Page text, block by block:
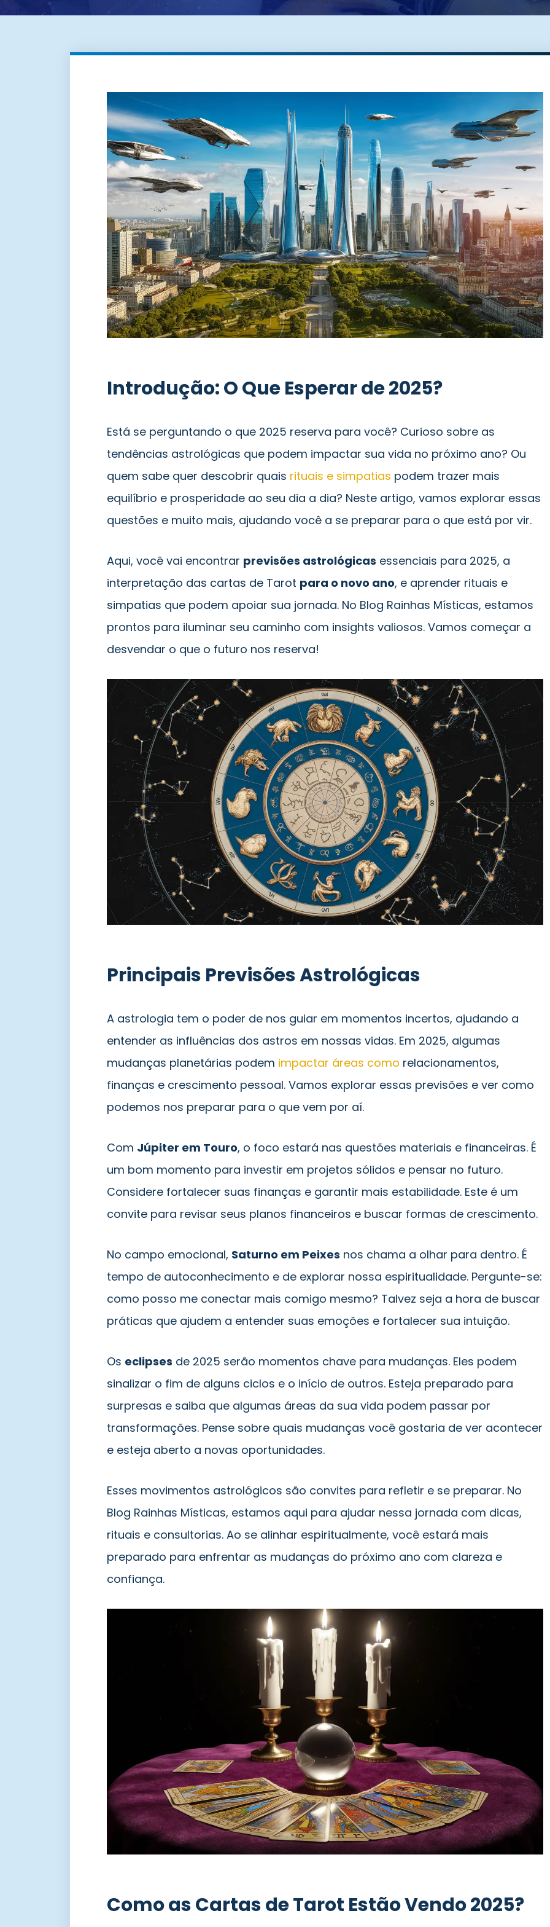
Introdução: O Que Esperar de 2025?
Está se perguntando o que 2025 reserva para você? Curioso sobre as
tendências astrológicas que podem impactar sua vida no próximo ano? Ou
quem sabe quer descobrir quais rituais e simpatias podem trazer mais
equilíbrio e prosperidade ao seu dia a dia? Neste artigo, vamos explorar essas
questões e muito mais, ajudando você a se preparar para o que está por vir.
Aqui, você vai encontrar previsões astrológicas essenciais para 2025, a
interpretação das cartas de Tarot para o novo ano, e aprender rituais e
simpatias que podem apoiar sua jornada. No Blog Rainhas Místicas, estamos
prontos para iluminar seu caminho com insights valiosos. Vamos começar a
desvendar o que o futuro nos reserva!
Principais Previsões Astrológicas
A astrologia tem o poder de nos guiar em momentos incertos, ajudando a
entender as influências dos astros em nossas vidas. Em 2025, algumas
mudanças planetárias podem impactar áreas como relacionamentos,
finanças e crescimento pessoal. Vamos explorar essas previsões e ver como
podemos nos preparar para o que vem por aí.
Com Júpiter em Touro, o foco estará nas questões materiais e financeiras. É
um bom momento para investir em projetos sólidos e pensar no futuro.
Considere fortalecer suas finanças e garantir mais estabilidade. Este é um
convite para revisar seus planos financeiros e buscar formas de crescimento.
No campo emocional, Saturno em Peixes nos chama a olhar para dentro. É
tempo de autoconhecimento e de explorar nossa espiritualidade. Pergunte-se:
como posso me conectar mais comigo mesmo? Talvez seja a hora de buscar
práticas que ajudem a entender suas emoções e fortalecer sua intuição.
Os eclipses de 2025 serão momentos chave para mudanças. Eles podem
sinalizar o fim de alguns ciclos e o início de outros. Esteja preparado para
surpresas e saiba que algumas áreas da sua vida podem passar por
transformações. Pense sobre quais mudanças você gostaria de ver acontecer
e esteja aberto a novas oportunidades.
Esses movimentos astrológicos são convites para refletir e se preparar. No
Blog Rainhas Místicas, estamos aqui para ajudar nessa jornada com dicas,
rituais e consultorias. Ao se alinhar espiritualmente, você estará mais
preparado para enfrentar as mudanças do próximo ano com clareza e
confiança.
Como as Cartas de Tarot Estão Vendo 2025?